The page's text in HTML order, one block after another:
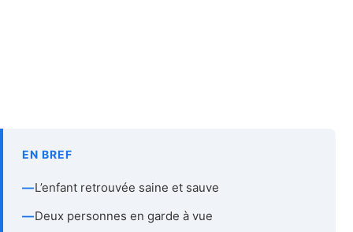
EN BREF
—L’enfant retrouvée saine et sauve
—Deux personnes en garde à vue